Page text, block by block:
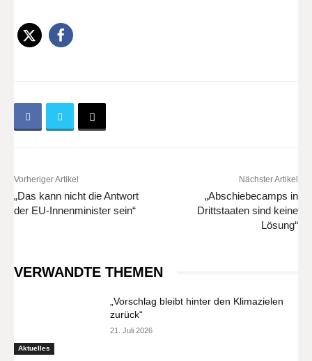
Vorheriger Artikel
„Das kann nicht die Antwort
der EU-Innenminister sein“
Nächster Artikel
„Abschiebecamps in
Drittstaaten sind keine
Lösung“
VERWANDTE THEMEN
Aktuelles
„Vorschlag bleibt hinter den Klimazielen
zurück“
21. Juli 2026